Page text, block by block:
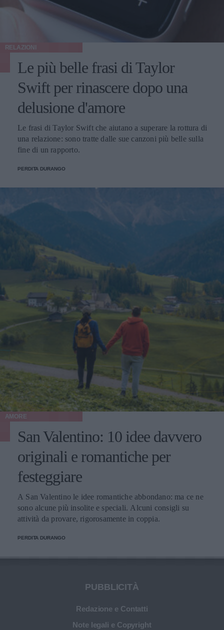
RELAZIONI
Le più belle frasi di Taylor
Swift per rinascere dopo una
delusione d'amore
Le frasi di Taylor Swift che aiutano a superare la rottura di
una relazione: sono tratte dalle sue canzoni più belle sulla
fine di un rapporto.
PERDITA DURANGO
AMORE
San Valentino: 10 idee davvero
originali e romantiche per
festeggiare
A San Valentino le idee romantiche abbondano: ma ce ne
sono alcune più insolite e speciali. Alcuni consigli su
attività da provare, rigorosamente in coppia.
PERDITA DURANGO
PUBBLICITÀ
Redazione e Contatti
Note legali e Copyright